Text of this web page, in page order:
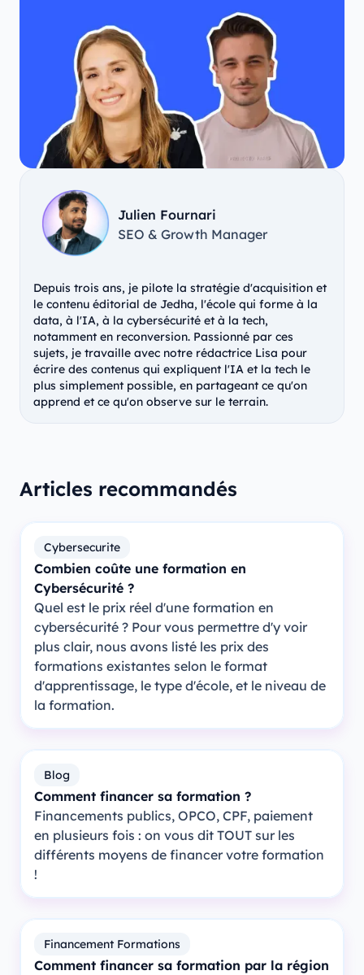
Julien Fournari
SEO & Growth Manager
Depuis trois ans, je pilote la stratégie d'acquisition et
le contenu éditorial de Jedha, l'école qui forme à la
data, à l'IA, à la cybersécurité et à la tech,
notamment en reconversion. Passionné par ces
sujets, je travaille avec notre rédactrice Lisa pour
écrire des contenus qui expliquent l'IA et la tech le
plus simplement possible, en partageant ce qu'on
apprend et ce qu'on observe sur le terrain.
Articles recommandés
Cybersecurite
Combien coûte une formation en
Cybersécurité ?
Quel est le prix réel d'une formation en
cybersécurité ? Pour vous permettre d'y voir
plus clair, nous avons listé les prix des
formations existantes selon le format
d'apprentissage, le type d'école, et le niveau de
la formation.
Blog
Comment financer sa formation ?
Financements publics, OPCO, CPF, paiement
en plusieurs fois : on vous dit TOUT sur les
différents moyens de financer votre formation
!
Financement Formations
Comment financer sa formation par la région